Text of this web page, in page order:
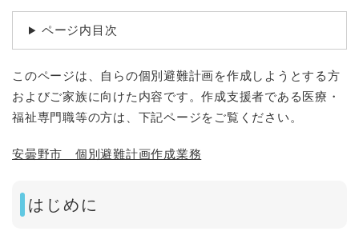
ページ内目次
このページは、自らの個別避難計画を作成しようとする方
およびご家族に向けた内容です。作成支援者である医療・
福祉専門職等の方は、下記ページをご覧ください。
安曇野市 個別避難計画作成業務
はじめに